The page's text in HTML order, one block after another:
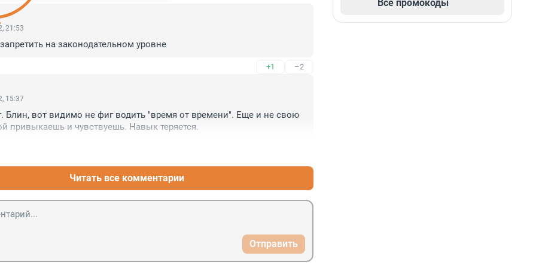
21:53
на законодательном уровне
+1 –2
15:37
Блин, вот видимо не фиг водить "время от времени". Еще и не свою
привыкаешь и чувствуешь. Навык теряется.
Читать все комментарии
Отправить
Все промокоды